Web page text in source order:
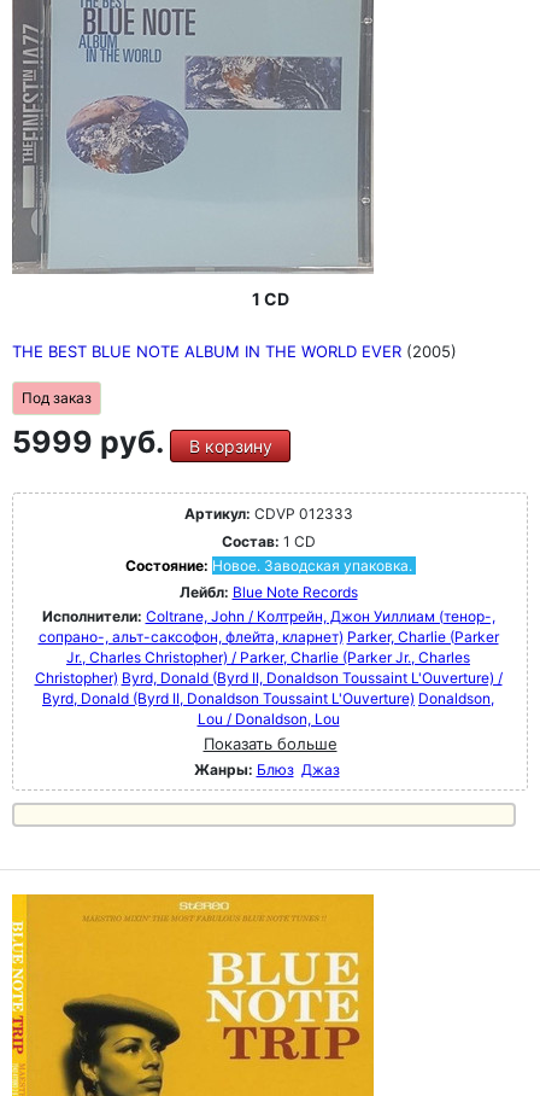
1 CD
THE BEST BLUE NOTE ALBUM IN THE WORLD EVER (2005)
Под заказ
5999 руб. В корзину
Артикул: CDVP 012333
Состав: 1 CD
Состояние: Новое. Заводская упаковка.
Лейбл: Blue Note Records
Исполнители: Coltrane, John / Колтрейн, Джон Уиллиам (тенор-,
сопрано-, альт-саксофон, флейта, кларнет) Parker, Charlie (Parker
Jr., Charles Christopher) / Parker, Charlie (Parker Jr., Charles
Christopher) Byrd, Donald (Byrd II, Donaldson Toussaint L'Ouverture) /
Byrd, Donald (Byrd II, Donaldson Toussaint L'Ouverture) Donaldson,
Lou / Donaldson, Lou
Показать больше
Жанры: Блюз Джаз